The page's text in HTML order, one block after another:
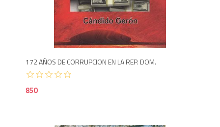
172 AÑOS DE CORRUPCION EN LA REP. DOM.
850